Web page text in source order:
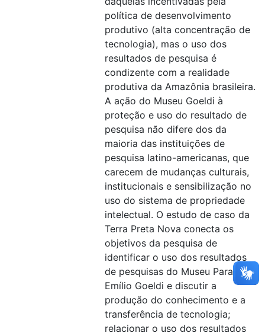
política de desenvolvimento
produtivo (alta concentração de
tecnologia), mas o uso dos
resultados de pesquisa é
condizente com a realidade
produtiva da Amazônia brasileira.
A ação do Museu Goeldi à
proteção e uso do resultado de
pesquisa não difere dos da
maioria das instituições de
pesquisa latino-americanas, que
carecem de mudanças culturais,
institucionais e sensibilização no
uso do sistema de propriedade
intelectual. O estudo de caso da
Terra Preta Nova conecta os
objetivos da pesquisa de
identificar o uso dos resultados
de pesquisas do Museu Paraense
Emílio Goeldi e discutir a
produção do conhecimento e a
transferência de tecnologia;
relacionar o uso dos resultados